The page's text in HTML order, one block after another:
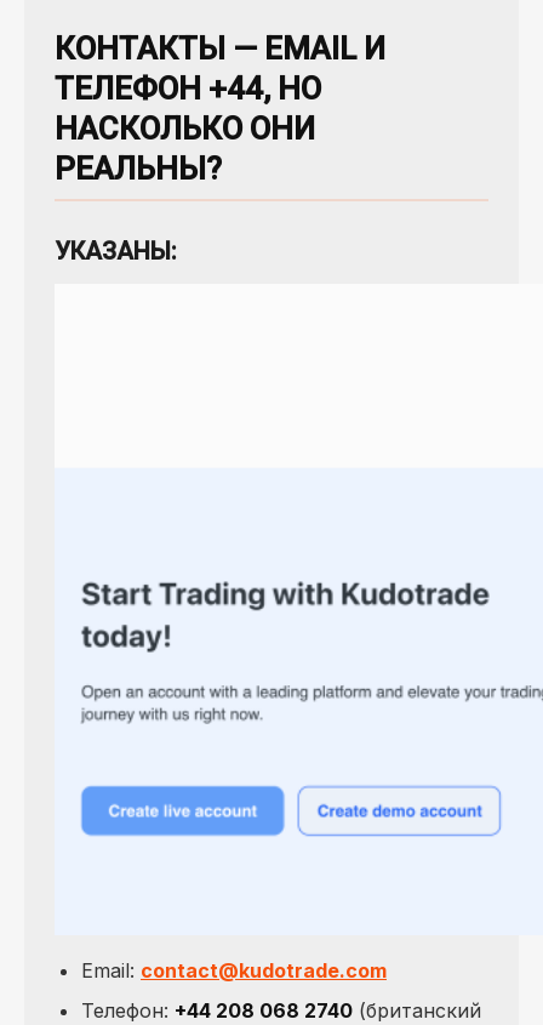
КОНТАКТЫ — EMAIL И
ТЕЛЕФОН +44, НО
НАСКОЛЬКО ОНИ
РЕАЛЬНЫ?
УКАЗАНЫ:
Email: contact@kudotrade.com
Телефон: +44 208 068 2740 (британский